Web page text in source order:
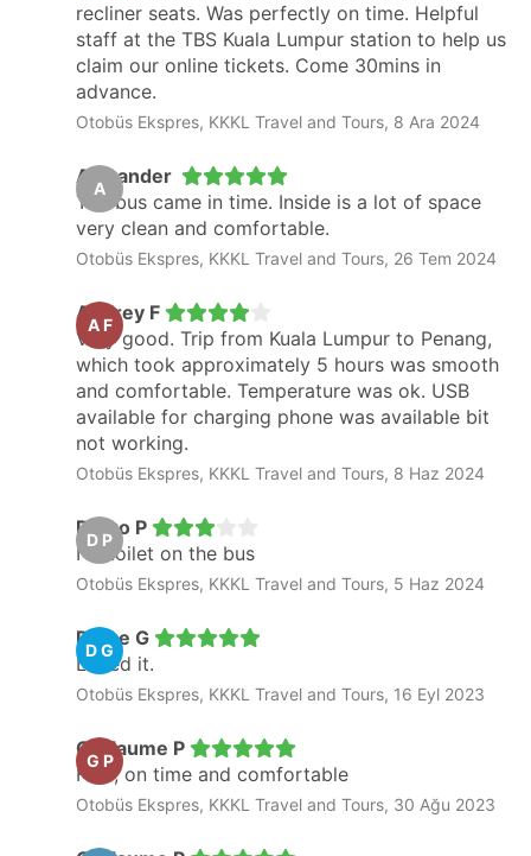
recliner seats. Was perfectly on time. Helpful
staff at the TBS Kuala Lumpur station to help us
claim our online tickets. Come 30mins in
advance.
Otobüs Ekspres, KKKL Travel and Tours, 8 Ara 2024
A
Alexander
The bus came in time. Inside is a lot of space
very clean and comfortable.
Otobüs Ekspres, KKKL Travel and Tours, 26 Tem 2024
A F
Audrey F
Very good. Trip from Kuala Lumpur to Penang,
which took approximately 5 hours was smooth
and comfortable. Temperature was ok. USB
available for charging phone was available bit
not working.
Otobüs Ekspres, KKKL Travel and Tours, 8 Haz 2024
D P
Diego P
No toilet on the bus
Otobüs Ekspres, KKKL Travel and Tours, 5 Haz 2024
D G
Dione G
Loved it.
Otobüs Ekspres, KKKL Travel and Tours, 16 Eyl 2023
G P
Guillaume P
Fast, on time and comfortable
Otobüs Ekspres, KKKL Travel and Tours, 30 Ağu 2023